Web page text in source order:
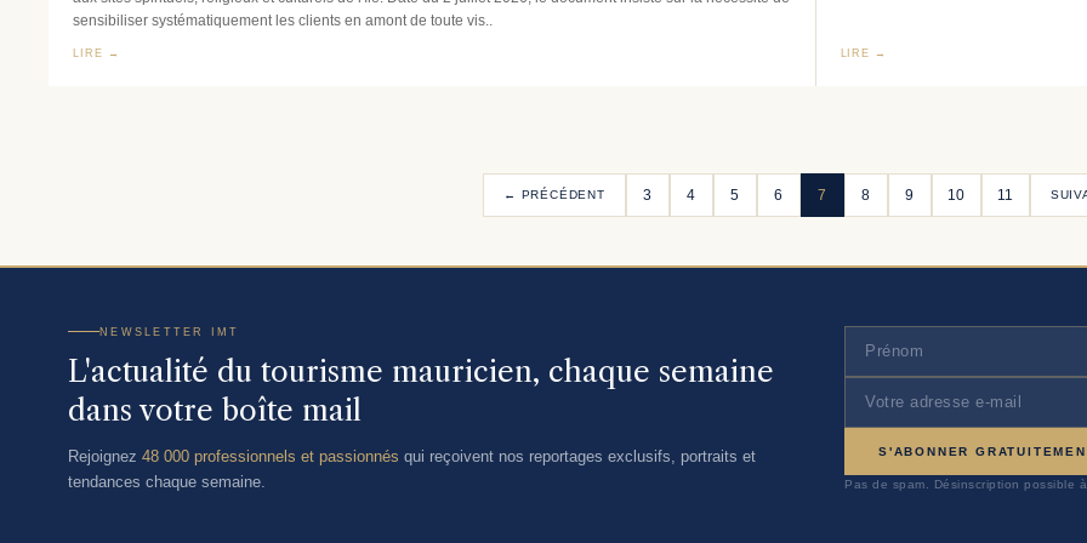
sensibiliser systématiquement les clients en amont de toute vis..
LIRE → LIRE →
← PRÉCÉDENT 3 4 5 6 7 8 9 10 11
NEWSLETTER IMT
L'actualité du tourisme mauricien, chaque semaine
dans votre boîte mail
Rejoignez 48 000 professionnels et passionnés qui reçoivent nos reportages exclusifs, portraits et
tendances chaque semaine.
S'ABONNER
Pas de spam. Désinscription possible